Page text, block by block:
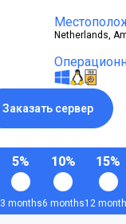
Netherlands,
Заказать сервер
5%
3 months
10%
6 months
15%
12